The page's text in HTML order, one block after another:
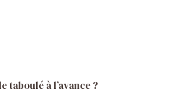
taboulé à l’avance ?